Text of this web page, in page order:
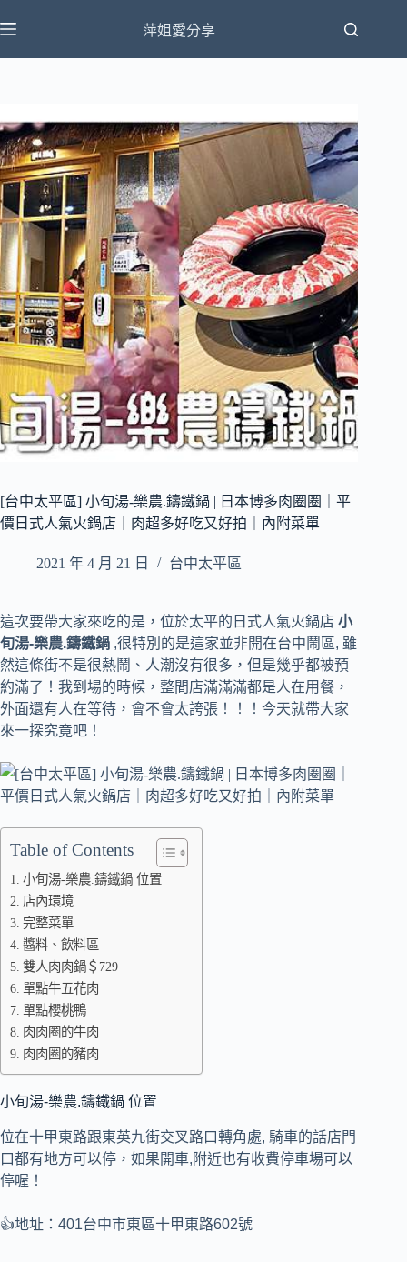
至
主
容
萍姐愛分享
[台中太平區] 小旬湯-樂農.鑄鐵鍋 | 日本博多肉圈圈｜平
價日式人氣火鍋店｜肉超多好吃又好拍｜內附菜單
2021 年 4 月 21 日 台中太平區
這次要帶大家來吃的是，位於太平的日式人氣火鍋店 小
旬湯-樂農.鑄鐵鍋 ,很特別的是這家並非開在台中鬧區, 雖
然這條街不是很熱鬧、人潮沒有很多，但是幾乎都被預
約滿了！我到場的時候，整間店滿滿滿都是人在用餐，
外面還有人在等待，會不會太誇張！！！今天就帶大家
來一探究竟吧！
Table of Contents
小旬湯-樂農.鑄鐵鍋 位置
店內環境
完整菜單
醬料、飲料區
雙人肉肉鍋＄729
單點牛五花肉
單點櫻桃鴨
肉肉圈的牛肉
肉肉圈的豬肉
小旬湯-樂農.鑄鐵鍋 位置
位在十甲東路跟東英九街交叉路口轉角處, 騎車的話店門
口都有地方可以停，如果開車,附近也有收費停車場可以
停喔！
👍地址：401台中市東區十甲東路602號